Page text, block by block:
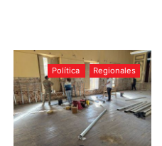
Política Regionales